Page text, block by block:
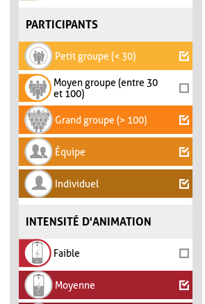
PARTICIPANTS
Petit groupe (< 30)
Moyen groupe (entre 30
et 100)
Grand groupe (> 100)
Équipe
Individuel
INTENSITÉ D'ANIMATION
Faible
Moyenne